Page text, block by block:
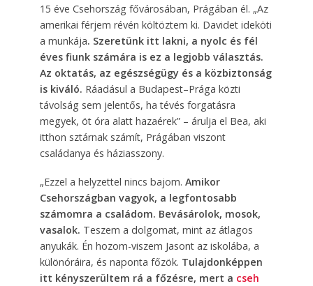
15 éve Csehország fővárosában, Prágában él. „Az
amerikai férjem révén költöztem ki. Davidet ideköti
a munkája. Szeretünk itt lakni, a nyolc és fél
éves fiunk számára is ez a legjobb választás.
Az oktatás, az egészségügy és a közbiztonság
is kiváló. Ráadásul a Budapest–Prága közti
távolság sem jelentős, ha tévés forgatásra
megyek, öt óra alatt hazaérek” – árulja el Bea, aki
itthon sztárnak számít, Prágában viszont
családanya és háziasszony.
„Ezzel a helyzettel nincs bajom. Amikor
Csehországban vagyok, a legfontosabb
számomra a családom. Bevásárolok, mosok,
vasalok. Teszem a dolgomat, mint az átlagos
anyukák. Én hozom-viszem Jasont az iskolába, a
külön­óráira, és naponta főzök. Tulajdonképpen
itt kényszerültem rá a főzésre, mert a cseh